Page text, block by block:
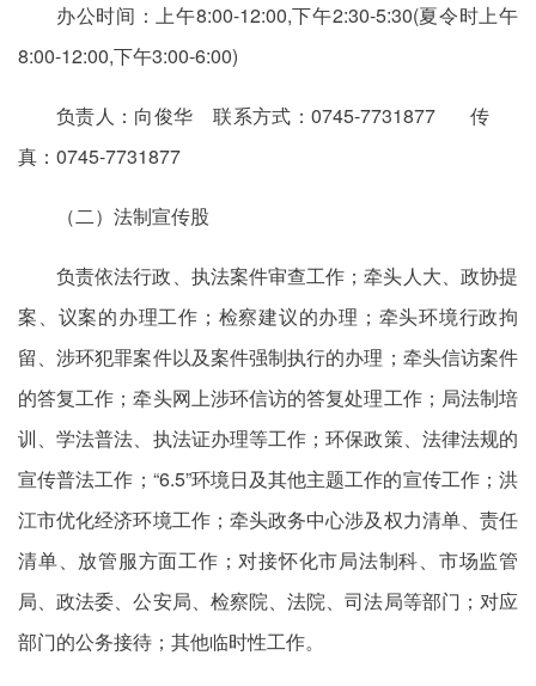
办公时间：上午8:00-12:00,下午2:30-5:30(夏令时上午
8:00-12:00,下午3:00-6:00)
负责人：向俊华 联系方式：0745-7731877 传
真：0745-7731877
（二）法制宣传股
负责依法行政、执法案件审查工作；牵头人大、政协提
案、议案的办理工作；检察建议的办理；牵头环境行政拘
留、涉环犯罪案件以及案件强制执行的办理；牵头信访案件
的答复工作；牵头网上涉环信访的答复处理工作；局法制培
训、学法普法、执法证办理等工作；环保政策、法律法规的
宣传普法工作；“6.5”环境日及其他主题工作的宣传工作；洪
江市优化经济环境工作；牵头政务中心涉及权力清单、责任
清单、放管服方面工作；对接怀化市局法制科、市场监管
局、政法委、公安局、检察院、法院、司法局等部门；对应
部门的公务接待；其他临时性工作。